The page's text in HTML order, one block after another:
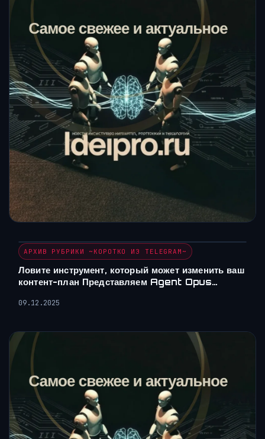
АРХИВ РУБРИКИ ~КОРОТКО ИЗ TELEGRAM~
Ловите инструмент, который может изменить ваш
контент-план Представляем Agent Opus…
09.12.2025